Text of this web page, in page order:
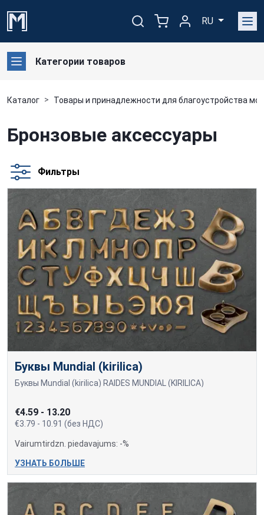
RU
Категории товаров
Каталог Товары и принадлежности для благоустройства
Бронзовые аксессуары
Фильтры
Буквы Mundial (kirilica)
Буквы Mundial (kirilica) RAIDĖS MUNDIAL (KIRILICA)
€4.59 - 13.20
€3.79 - 10.91 (без НДС)
Vairumtirdzn. piedavajums: -%
УЗНАТЬ БОЛЬШЕ